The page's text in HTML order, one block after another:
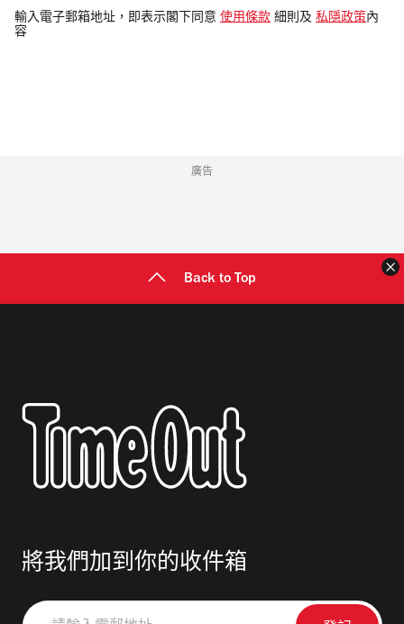
電
郵
輸入電子郵箱地址，即表示閣下同意 使用條款 細則及 私隱政策 內
容
廣告
Back to Top
將我們加到你的收件箱
請